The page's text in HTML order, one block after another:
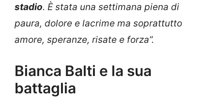
stadio. È stata una settimana piena di
paura, dolore e lacrime ma soprattutto
amore, speranze, risate e forza”.
Bianca Balti e la sua
battaglia